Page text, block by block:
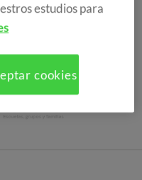
estudios para
cookies